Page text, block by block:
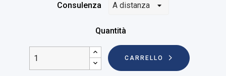
Consulenza
Quantità
CARRELLO